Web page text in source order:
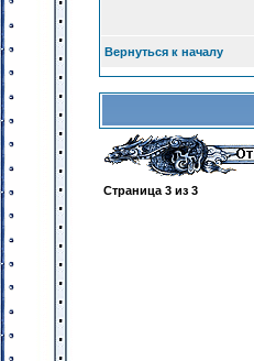
Вернуться к началу
Страница 3 из 3